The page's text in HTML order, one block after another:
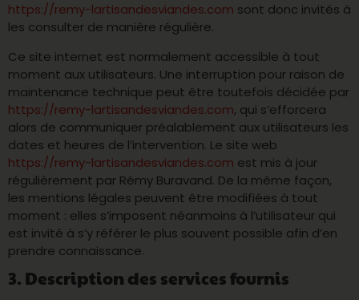
https://remy-lartisandesviandes.com sont donc invités à
les consulter de manière régulière.
Ce site internet est normalement accessible à tout
moment aux utilisateurs. Une interruption pour raison de
maintenance technique peut être toutefois décidée par
https://remy-lartisandesviandes.com, qui s’efforcera
alors de communiquer préalablement aux utilisateurs les
dates et heures de l’intervention. Le site web
https://remy-lartisandesviandes.com est mis à jour
régulièrement par Rémy Buravand. De la même façon,
les mentions légales peuvent être modifiées à tout
moment : elles s’imposent néanmoins à l’utilisateur qui
est invité à s’y référer le plus souvent possible afin d’en
prendre connaissance.
3. Description des services fournis